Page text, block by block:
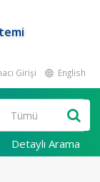
Girişi English
Detaylı Arama